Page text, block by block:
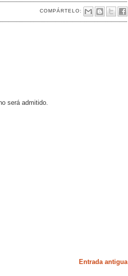
COMPÁRTELO:
será admitido.
Entrada antigua